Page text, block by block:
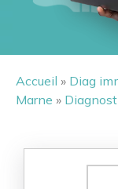
Accueil » Diag
Marne »